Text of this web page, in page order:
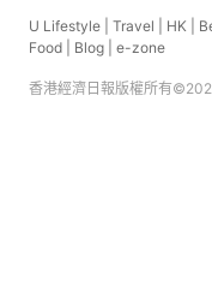
U Lifestyle Travel HK
Food
Blog e-zone
香港經濟日報版權所有©